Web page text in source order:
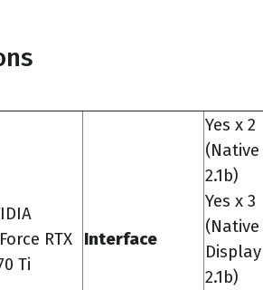
RTX
Ti
Interface
Yes x 2
(Native
2.1b)
Yes x 3
(Native
2.1b)